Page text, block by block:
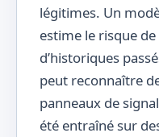
légitimes. Un
estime le risque
d’historiques
peut reconnaître
panneaux de
été entraîné sur